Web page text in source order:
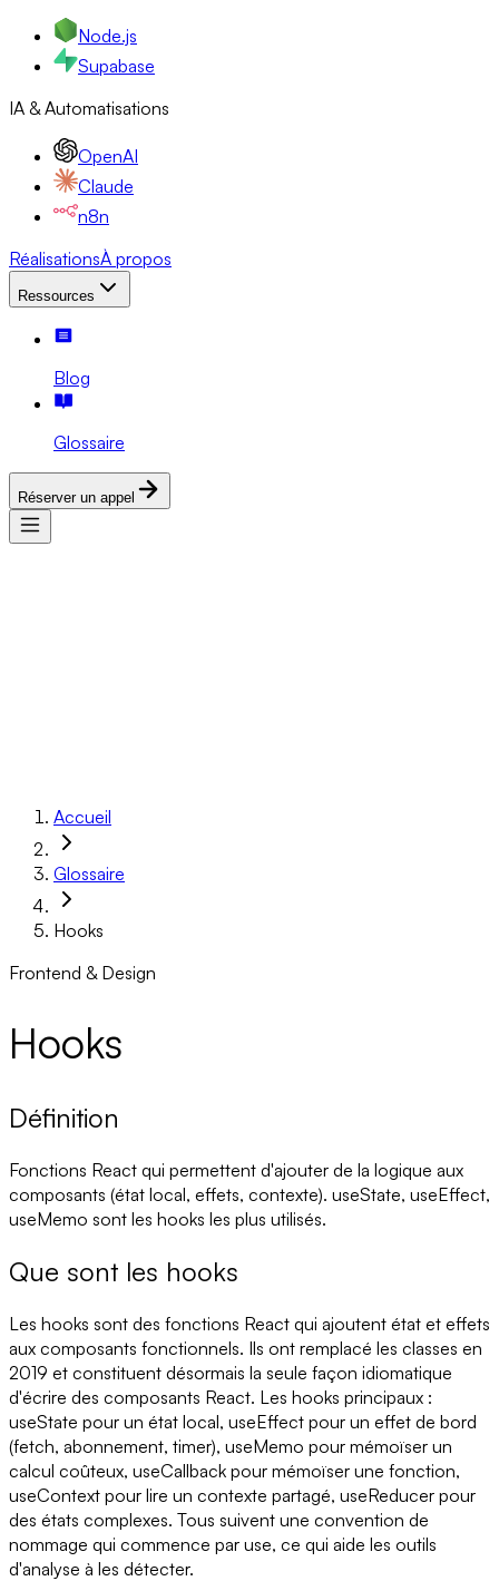
Node.js
Supabase
IA & Automatisations
OpenAI
Claude
n8n
RéalisationsÀ propos
Ressources
Blog
Glossaire
Réserver un appel
Accueil
Glossaire
Hooks
Frontend & Design
Hooks
Définition
Fonctions React qui permettent d'ajouter de la logique aux
composants (état local, effets, contexte). useState, useEffect,
useMemo sont les hooks les plus utilisés.
Que sont les hooks
Les hooks sont des fonctions React qui ajoutent état et effets
aux composants fonctionnels. Ils ont remplacé les classes en
2019 et constituent désormais la seule façon idiomatique
d'écrire des composants React. Les hooks principaux :
useState pour un état local, useEffect pour un effet de bord
(fetch, abonnement, timer), useMemo pour mémoïser un
calcul coûteux, useCallback pour mémoïser une fonction,
useContext pour lire un contexte partagé, useReducer pour
des états complexes. Tous suivent une convention de
nommage qui commence par use, ce qui aide les outils
d'analyse à les détecter.